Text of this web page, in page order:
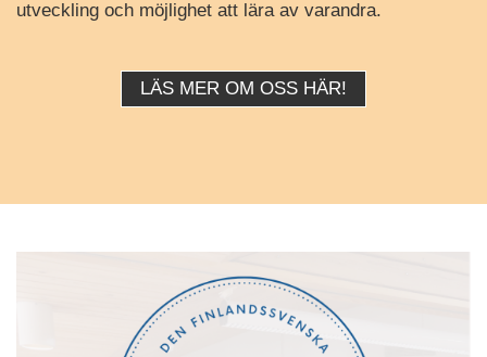
utveckling och möjlighet att lära av varandra.
LÄS MER OM OSS HÄR!